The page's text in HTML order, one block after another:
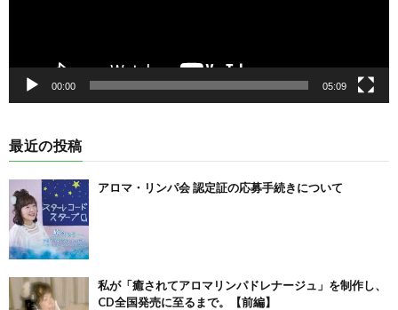
00:00 05:09
最近の投稿
アロマ・リンパ会 認定証の応募手続きについて
私が「癒されてアロマリンパドレナージュ」を制作し、
CD全国発売に至るまで。【前編】